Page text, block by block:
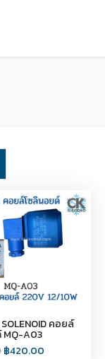
คอยล์
MQ-A03
฿420.00